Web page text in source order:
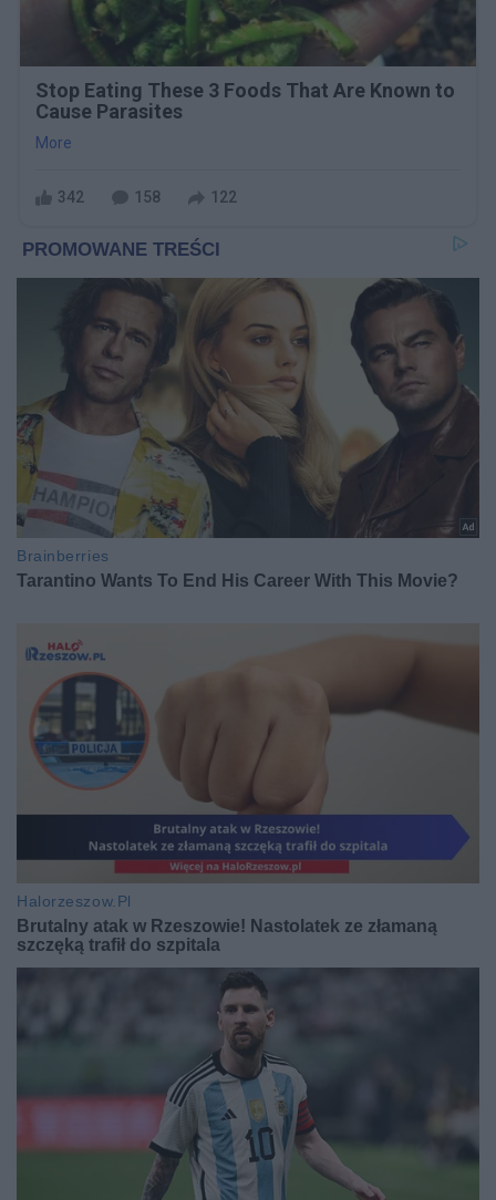
Stop Eating These 3 Foods That Are Known to
Cause Parasites
More
342 158 122